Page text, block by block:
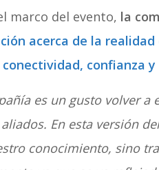
marco del evento, la
acerca de la
confianza
es un gusto volver
En esta versión
conocimiento, sino